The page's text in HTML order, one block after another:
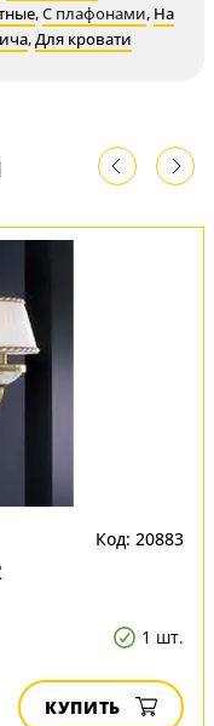
,С плафонами, На
,Для кровати
Код: 20883
1 шт.
КУПИТЬ